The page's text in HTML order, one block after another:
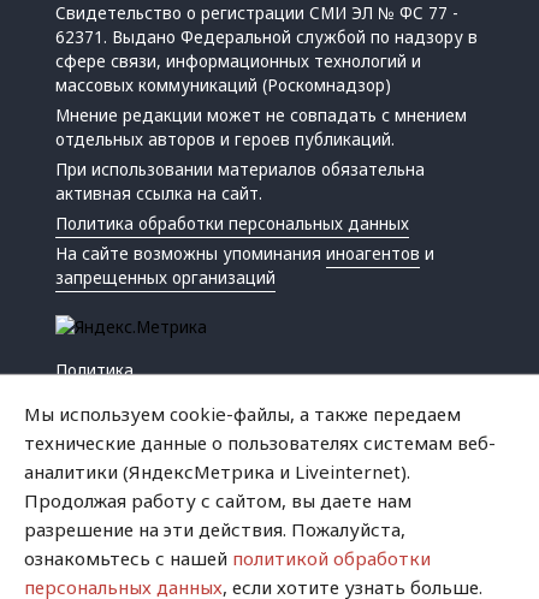
Свидетельство о регистрации СМИ ЭЛ № ФС 77 -
62371. Выдано Федеральной службой по надзору в
сфере связи, информационных технологий и
массовых коммуникаций (Роскомнадзор)
Мнение редакции может не совпадать с мнением
отдельных авторов и героев публикаций.
При использовании материалов обязательна
активная ссылка на сайт.
Политика обработки персональных данных
На сайте возможны упоминанияиноагентов и
запрещенных организаций
Политика
Криминал
Успех
Мы используем cookie-файлы, а также передаем
технические данные о пользователях системам веб-
аналитики (ЯндексМетрика и Liveinternet).
Продолжая работу с сайтом, вы даете нам
разрешение на эти действия. Пожалуйста,
ознакомьтесь с нашей политикой обработки
персональных данных, если хотите узнать больше.